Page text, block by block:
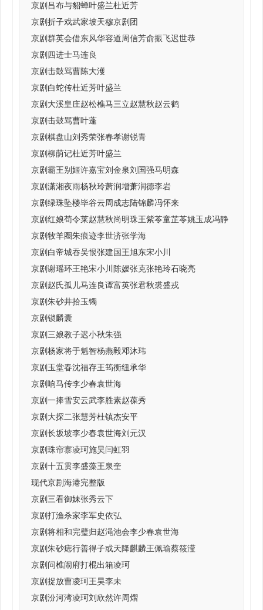
京剧吕布与貂蝉叶盛兰杜近芳
京剧折子戏武家坡天穆京剧团
京剧群英会借东风华容道周信芳俞振飞迟世恭
京剧四进士马连良
京剧击鼓骂曹陈大濩
京剧白蛇传杜近芳叶盛兰
京剧大溪皇庄赵松樵马三立赵慧秋赵云鹤
京剧击鼓骂曹叶蓬
京剧棋盘山刘秀荣张春孝谢锐青
京剧柳荫记杜近芳叶盛兰
京剧霸王别姬许嘉宝刘金泉刘国强马明森
京剧潇湘夜雨杨秋玲萧润增萧润德李岩
京剧绿珠坠楼毕谷云周成志陆锦麟冯怀来
京剧红娘荀令莱赵慧秋尚明珠王紫苓童芷苓姚玉成冯静
京剧牧羊圈朱痕迹李世济张学海
京剧白帝城吞吴恨张建国王旭东宋小川
京剧谢瑶环王艳宋小川陈嫒张克张艳玲石晓亮
京剧赵氏孤儿马连良谭富英张君秋裘盛戎
京剧朱砂井拾玉镯
京剧锁麟囊
京剧三娘教子迟小秋朱强
京剧杨家将于魁智杨燕毅邓沐玮
京剧玉堂春沈福存王筠衡纽承华
京剧响马传李少春袁世海
京剧一捧雪安云武李胜素赵葆秀
京剧大探二张慧芳杜镇杰安平
京剧长坂坡李少春袁世海刘元汉
京剧珠帘寨凌珂施昊闫虹羽
京剧十五贯李盛藻王泉奎
现代京剧海港完整版
京剧三看御妹张秀云下
京剧打渔杀家李军史依弘
京剧将相和完璧归赵渑池会李少春袁世海
京剧朱砂痣行善得子或天降麒麟王佩瑜蔡筱滢
京剧问樵闹府打棍出箱凌珂
京剧捉放曹凌珂王昊李未
京剧汾河湾凌珂刘欣然许周熠